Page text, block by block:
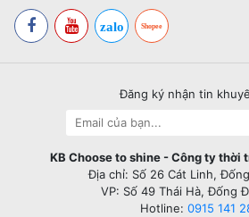
zalo Shopee
Đăng ký nhận tin
KB Choose to shine - Công ty thời
Địa chỉ: Số 26 Cát Linh,
VP: Số 49 Thái Hà, Đống
Hotline: 0915 141